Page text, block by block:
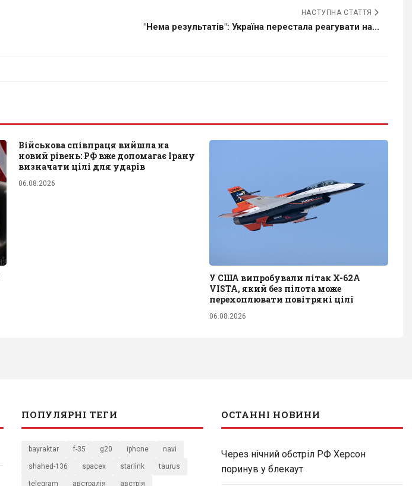
НАСТУПНА СТАТТЯ
"Нема результатів": Україна перестала реагувати на...
Військова співпраця вийшла на
новий рівень: РФ вже допомагає Ірану
визначати цілі для ударів
06.08.2026
У США випробували літак X-62A
VISTA, який без пілота може
перехоплювати повітряні цілі
06.08.2026
ПОПУЛЯРНІ ТЕГИ
bayraktar f-35 g20 iphone navi
shahed-136 spacex starlink taurus
telegram австралія австрія
ОСТАННІ НОВИНИ
Через нічний обстріл РФ Херсон
поринув у блекаут